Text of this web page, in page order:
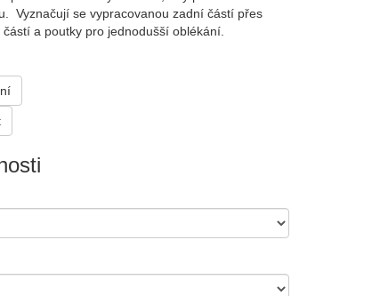
Vyznačují se vypracovanou zadní částí přes
a poutky pro jednodušší oblékání.